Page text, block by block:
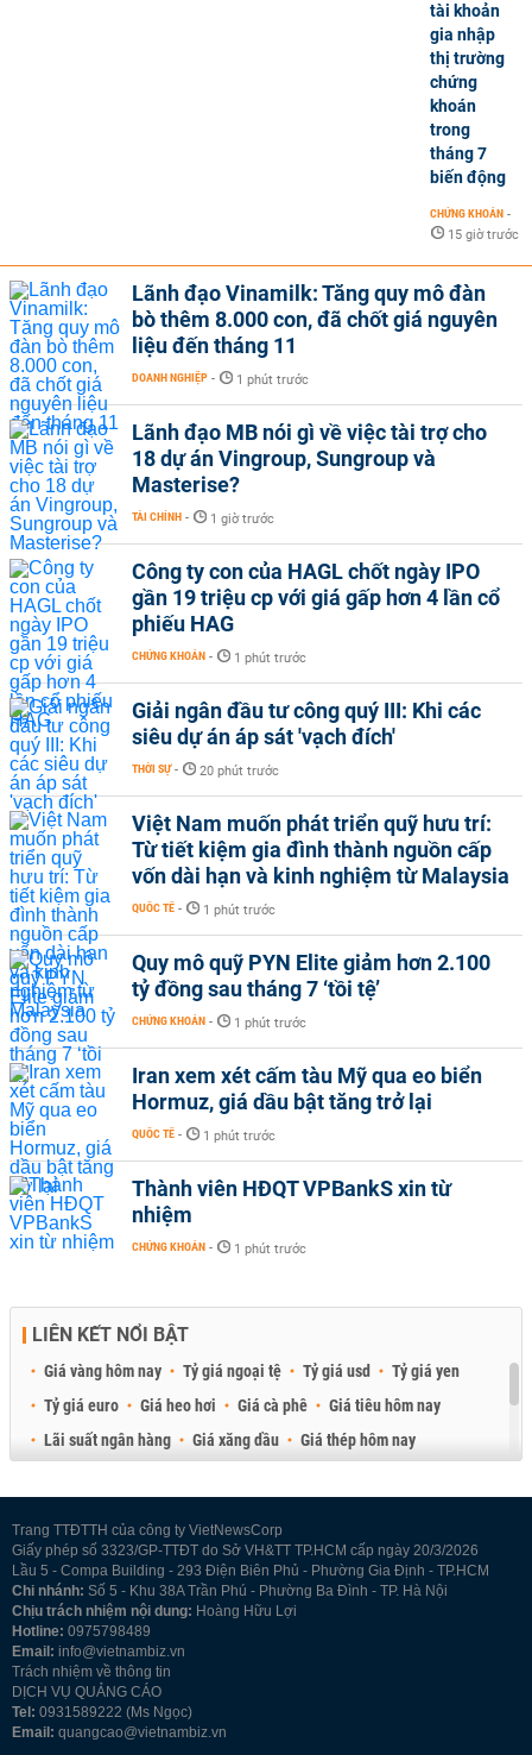
tài khoản
gia nhập
thị trường
chứng
khoán
trong
tháng 7
biến động
CHỨNG KHOÁN -
15 giờ trước
Lãnh đạo Vinamilk: Tăng quy mô đàn
bò thêm 8.000 con, đã chốt giá nguyên
liệu đến tháng 11
DOANH NGHIỆP - 1 phút trước
Lãnh đạo MB nói gì về việc tài trợ cho
18 dự án Vingroup, Sungroup và
Masterise?
TÀI CHÍNH - 1 giờ trước
Công ty con của HAGL chốt ngày IPO
gần 19 triệu cp với giá gấp hơn 4 lần cổ
phiếu HAG
CHỨNG KHOÁN - 1 phút trước
Giải ngân đầu tư công quý III: Khi các
siêu dự án áp sát 'vạch đích'
THỜI SỰ - 20 phút trước
Việt Nam muốn phát triển quỹ hưu trí:
Từ tiết kiệm gia đình thành nguồn cấp
vốn dài hạn và kinh nghiệm từ Malaysia
QUỐC TẾ - 1 phút trước
Quy mô quỹ PYN Elite giảm hơn 2.100
tỷ đồng sau tháng 7 ‘tồi tệ’
CHỨNG KHOÁN - 1 phút trước
Iran xem xét cấm tàu Mỹ qua eo biển
Hormuz, giá dầu bật tăng trở lại
QUỐC TẾ - 1 phút trước
Thành viên HĐQT VPBankS xin từ
nhiệm
CHỨNG KHOÁN - 1 phút trước
LIÊN KẾT NỔI BẬT
Giá vàng hôm nay Tỷ giá ngoại tệ Tỷ giá usd
Tỷ giá yen
Tỷ giá euro
Giá heo hơi Giá cà phê
Giá tiêu hôm nay
Lãi suất ngân hàng
Giá xăng dầu
Giá thép hôm nay
Trang TTĐTTH của công ty VietNewsCorp
Giấy phép số 3323/GP-TTĐT do Sở VH&TT TP.HCM cấp ngày 20/3/2026
Lầu 5 - Compa Building - 293 Điện Biên Phủ - Phường Gia Định - TP.HCM
Chi nhánh: Số 5 - Khu 38A Trần Phú - Phường Ba Đình - TP. Hà Nội
Chịu trách nhiệm nội dung: Hoàng Hữu Lợi
Hotline: 0975798489
Email: info@vietnambiz.vn
Trách nhiệm về thông tin
DỊCH VỤ QUẢNG CÁO
Tel: 0931589222 (Ms Ngọc)
Email: quangcao@vietnambiz.vn